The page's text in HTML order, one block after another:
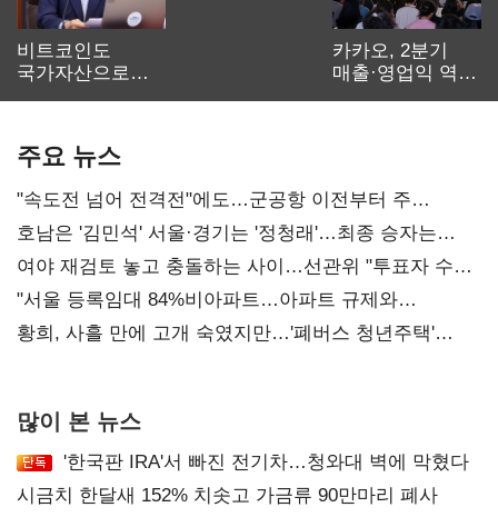
비트코인도
국가자산으로…'
카카오, 2분기
매출·영업익 역대
주요 뉴스
"속도전 넘어 전격전"에도…군공항 이전부터 주
52시간까지 '뇌관'
호남은 '김민석' 서울·경기는 '정청래'…최종 승자는
'안갯속'
여야 재검토 놓고 충돌하는 사이…선관위 "투표자 수
오차 당연"
"서울 등록임대 84%비아파트…아파트 규제와
달리해야"
황희, 사흘 만에 고개 숙였지만…'폐버스 청년주택'
많이 본 뉴스
'한국판 IRA'서 빠진 전기차…청와대 벽에 막혔다
시금치 한달새 152% 치솟고 가금류 90만마리 폐사